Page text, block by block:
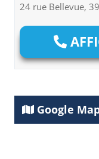
24 rue Bellevue,
Google